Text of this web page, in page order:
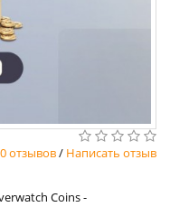
0 отзывов/ Написать отзыв
Coins -